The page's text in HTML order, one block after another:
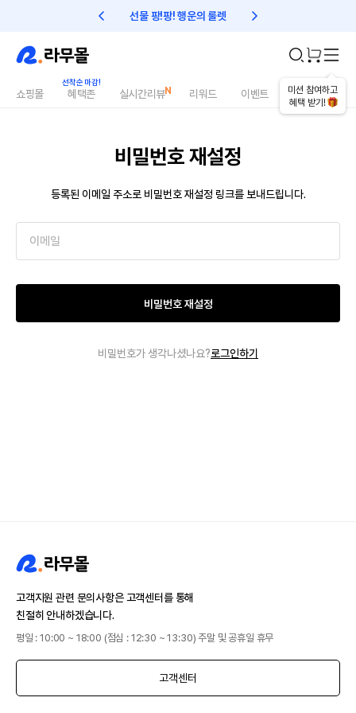
선물 팡!팡! 행운의 룰렛 친구초대 1만원 리워드!
미션 참여하고
혜택 받기!
쇼핑몰 혜택존 실시간리뷰 리워드 이벤트 건강매거진
비밀번호 재설정
등록된 이메일 주소로 비밀번호 재설정 링크를 보내드립니다.
비밀번호 재설정
비밀번호가 생각나셨나요?로그인하기
고객지원 관련 문의사항은 고객센터를 통해
친절히 안내하겠습니다.
평일 : 10:00 ~ 18:00 (점심 : 12:30 ~ 13:30) 주말 및 공휴일 휴무
고객센터